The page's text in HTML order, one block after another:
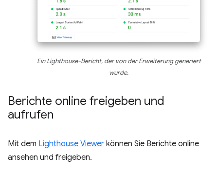
Ein Lighthouse-Bericht, der von der Erweiterung generiert
wurde.
Berichte online freigeben und
aufrufen
Mit dem Lighthouse Viewer können Sie Berichte online
ansehen und freigeben.